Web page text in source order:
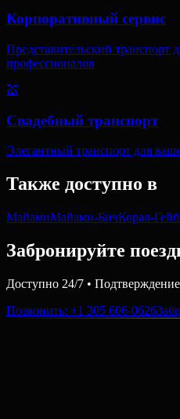
Корпоративный сервис
Представительский транспорт
профессионалов
💒
Свадебный транспорт
Элегантный транспорт для
Также доступно в
МайамиМайами-БичКорал-
Забронируйте
Доступно 24/7 • Подтверждение
Позвонить: +1 305 606-0626